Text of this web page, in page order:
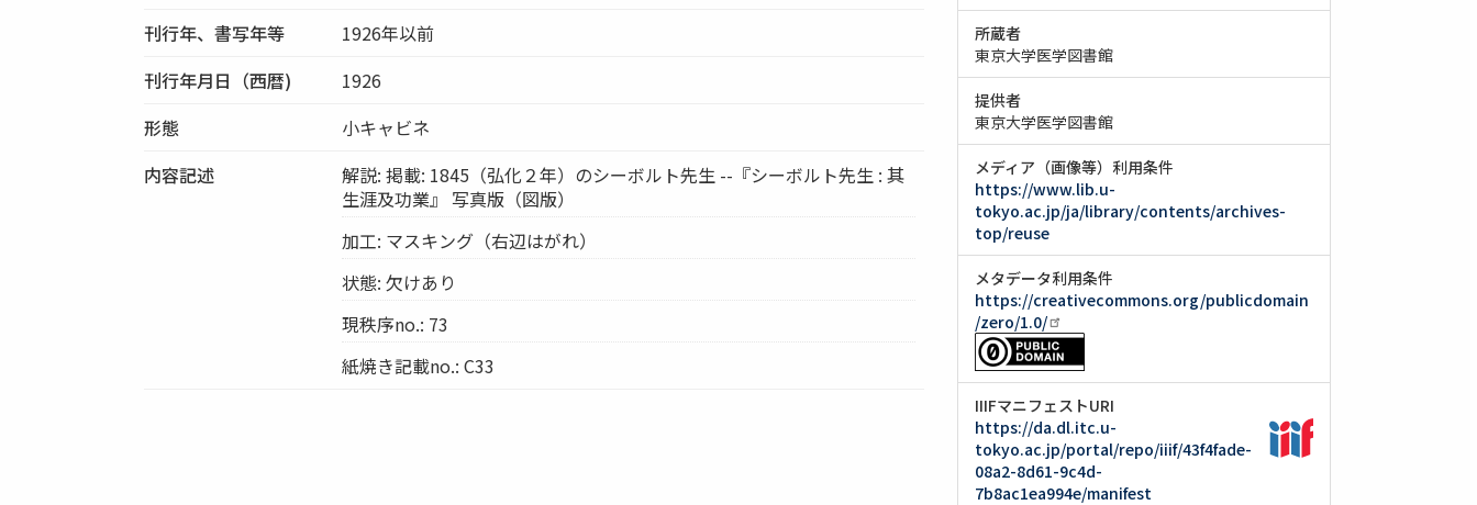
刊行年、書写年等
1926年以前
刊行年月日（西暦)
1926
形態
小キャビネ
内容記述
解説: 掲載: 1845（弘化２年）のシーボルト先生 --『シーボルト先生 : 其
生涯及功業』 写真版（図版）
加工: マスキング（右辺はがれ）
状態: 欠けあり
現秩序no.: 73
紙焼き記載no.: C33
所蔵者
東京大学医学図書館
提供者
東京大学医学図書館
メディア（画像等）利用条件
https://www.lib.u-
tokyo.ac.jp/ja/library/contents/archives-
top/reuse
メタデータ利用条件
https://creativecommons.org/publicdomain
/zero/1.0/
IIIFマニフェストURI
https://da.dl.itc.u-
tokyo.ac.jp/portal/repo/iiif/43f4fade-
08a2-8d61-9c4d-
7b8ac1ea994e/manifest